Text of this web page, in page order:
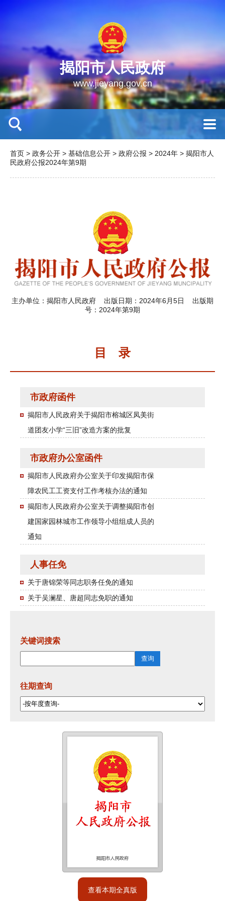
揭阳市人民政府
www.jieyang.gov.cn
首页 > 政务公开 > 基础信息公开 > 政府公报 > 2024年 > 揭阳市人
民政府公报2024年第9期
主办单位：揭阳市人民政府 出版日期：2024年6月5日 出版期
号：2024年第9期
目 录
市政府函件
揭阳市人民政府关于揭阳市榕城区凤美街
道团友小学“三旧”改造方案的批复
市政府办公室函件
揭阳市人民政府办公室关于印发揭阳市保
障农民工工资支付工作考核办法的通知
揭阳市人民政府办公室关于调整揭阳市创
建国家园林城市工作领导小组组成人员的
通知
人事任免
关于唐锦荣等同志职务任免的通知
关于吴澜星、唐超同志免职的通知
关键词搜索
往期查询
查看本期全真版